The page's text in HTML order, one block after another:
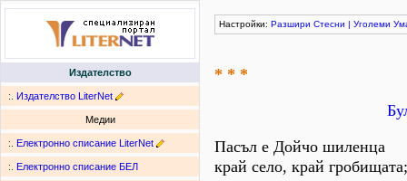
Издателство
:. Издателство LiterNet
Медии
:. Електронно списание LiterNet
:. Електронно списание БЕЛ
Настройки: Разшири Стесни | Уголеми
* * *
Пасъл е Дойчо шиленца
край село, край гробищата;